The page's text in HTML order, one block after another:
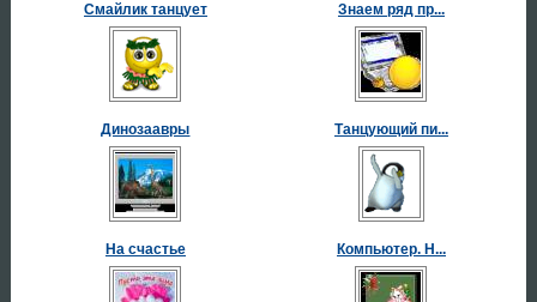
Смайлик танцует Знаем ряд пр...
Динозаавры Танцующий пи...
На счастье Компьютер. Н...